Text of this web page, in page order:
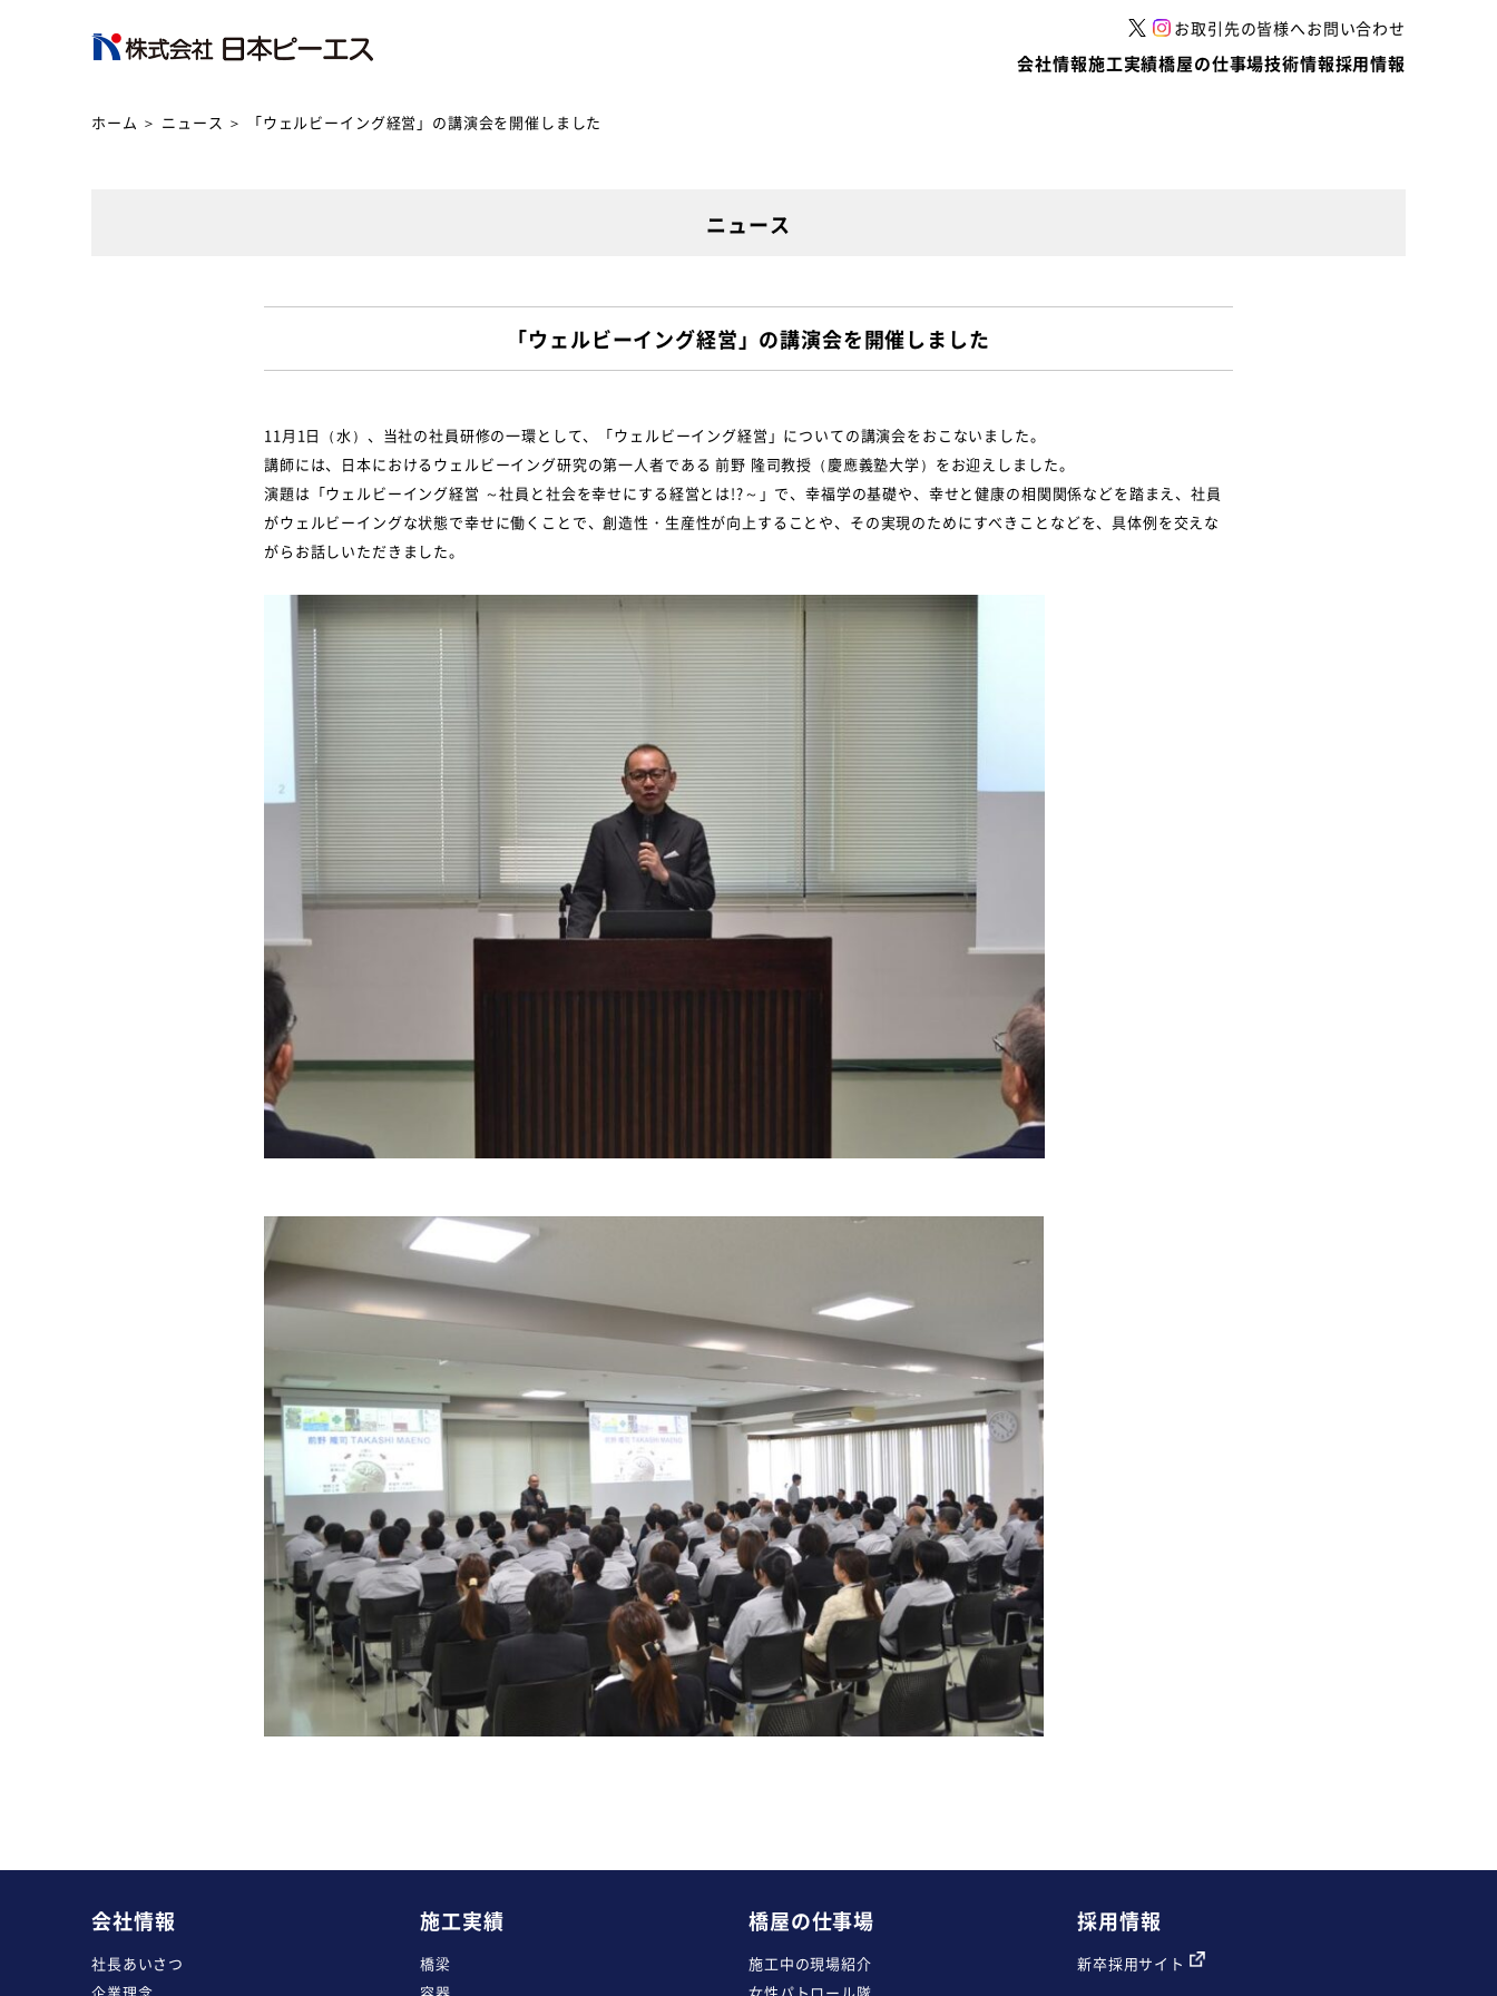
お取引先の皆様へお問い合わせ
会社情報施工実績橋屋の仕事場技術情報採用情報
ホーム ＞ ニュース ＞ 「ウェルビーイング経営」の講演会を開催しました
ニュース
「ウェルビーイング経営」の講演会を開催しました
11月1日（水）、当社の社員研修の一環として、「ウェルビーイング経営」についての講演会をおこないました。
講師には、日本におけるウェルビーイング研究の第一人者である 前野 隆司教授（慶應義塾大学）をお迎えしました。
演題は「ウェルビーイング経営 ～社員と社会を幸せにする経営とは!?～」で、幸福学の基礎や、幸せと健康の相関関係などを踏まえ、社員
がウェルビーイングな状態で幸せに働くことで、創造性・生産性が向上することや、その実現のためにすべきことなどを、具体例を交えな
がらお話しいただきました。
会社情報
社長あいさつ
施工実績
橋梁
橋屋の仕事場
施工中の現場紹介
採用情報
新卒採用サイト